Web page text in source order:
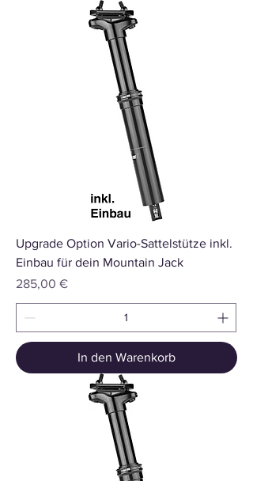
Upgrade Option Vario-Sattelstütze inkl.
Einbau für dein Mountain Jack
Preis
285,00 €
In den Warenkorb